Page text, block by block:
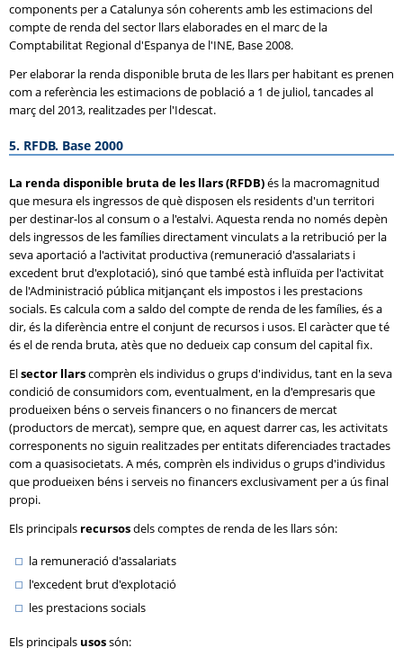
components per a Catalunya són coherents amb les estimacions del
compte de renda del sector llars elaborades en el marc de la
Comptabilitat Regional d'Espanya de l'INE, Base 2008.
Per elaborar la renda disponible bruta de les llars per habitant es prenen
com a referència les estimacions de població a 1 de juliol, tancades al
març del 2013, realitzades per l'Idescat.
5. RFDB. Base 2000
La renda disponible bruta de les llars (RFDB)és la macromagnitud
que mesura els ingressos de què disposen els residents d'un territori
per destinar-los al consum o a l'estalvi. Aquesta renda no només depèn
dels ingressos de les famílies directament vinculats a la retribució per la
seva aportació a l'activitat productiva (remuneració d'assalariats i
excedent brut d'explotació), sinó que també està influïda per l'activitat
de l'Administració pública mitjançant els impostos i les prestacions
socials. Es calcula com a saldo del compte de renda de les famílies, és a
dir, és la diferència entre el conjunt de recursos i usos. El caràcter que té
és el de renda bruta, atès que no dedueix cap consum del capital fix.
Elsector llarscomprèn els individus o grups d'individus, tant en la seva
condició de consumidors com, eventualment, en la d'empresaris que
produeixen béns o serveis financers o no financers de mercat
(productors de mercat), sempre que, en aquest darrer cas, les activitats
corresponents no siguin realitzades per entitats diferenciades tractades
com a quasisocietats. A més, comprèn els individus o grups d'individus
que produeixen béns i serveis no financers exclusivament per a ús final
propi.
Els principals recursosdels comptes de renda de les llars són:
la remuneració d'assalariats
l'excedent brut d'explotació
les prestacions socials
Els principals usossón: